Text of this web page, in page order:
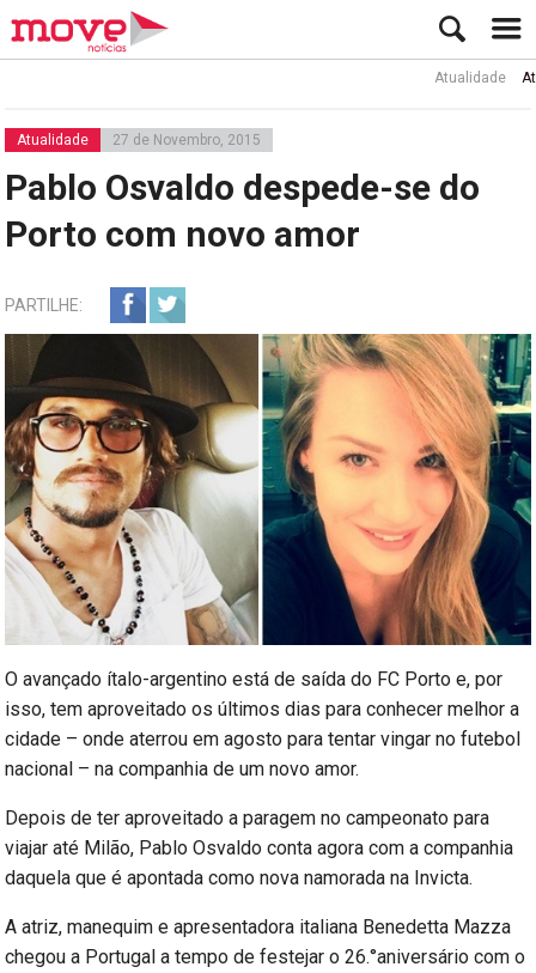
Atualidade Ator
Atualidade 27 de Novembro, 2015
Pablo Osvaldo despede-se do
Porto com novo amor
PARTILHE:
O avançado ítalo-argentino está de saída do FC Porto e, por
isso, tem aproveitado os últimos dias para conhecer melhor a
cidade – onde aterrou em agosto para tentar vingar no futebol
nacional – na companhia de um novo amor.
Depois de ter aproveitado a paragem no campeonato para
viajar até Milão, Pablo Osvaldo conta agora com a companhia
daquela que é apontada como nova namorada na Invicta.
A atriz, manequim e apresentadora italiana Benedetta Mazza
chegou a Portugal a tempo de festejar o 26.°aniversário com o